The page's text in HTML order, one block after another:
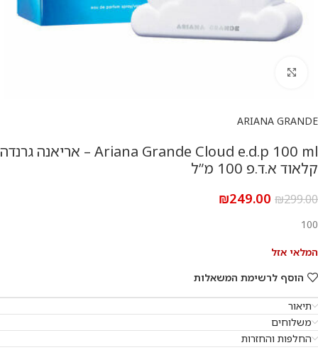
ARIANA GRANDE
Ariana Grande Cloud e.d.p 100 ml – אריאנה גרנדה
קלאוד א.ד.פ 100 מ”ל
₪299.00
₪249.00
100
המלאי אזל
הוסף לרשימת המשאלות
תיאור
משלוחים
החלפות והחזרות